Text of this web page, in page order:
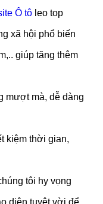
Ô tô leo top
xã hội phổ biến
giúp tăng thêm
mượt mà, dễ dàng
kiệm thời gian,
tôi hy vọng
diện tuyệt vời để